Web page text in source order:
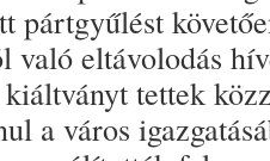
pártgyűlést
való eltávolodás
tettek
a város